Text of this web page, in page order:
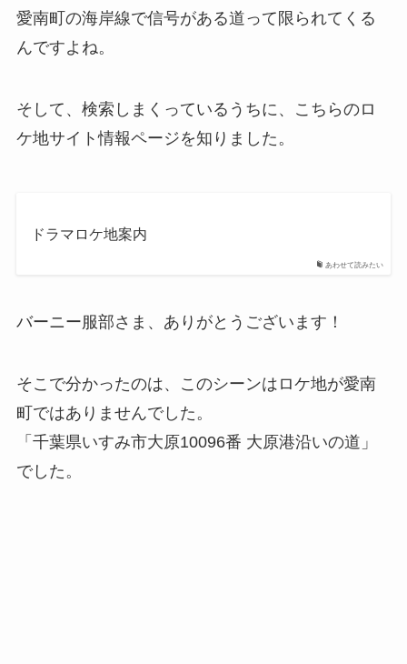
愛南町の海岸線で信号がある道って限られてくる
んですよね。
そして、検索しまくっているうちに、こちらのロ
ケ地サイト情報ページを知りました。
あわせて読みたい
ドラマロケ地案内
バーニー服部さま、ありがとうございます！
そこで分かったのは、このシーンはロケ地が愛南
町ではありませんでした。
「千葉県いすみ市大原10096番 大原港沿いの道」
でした。